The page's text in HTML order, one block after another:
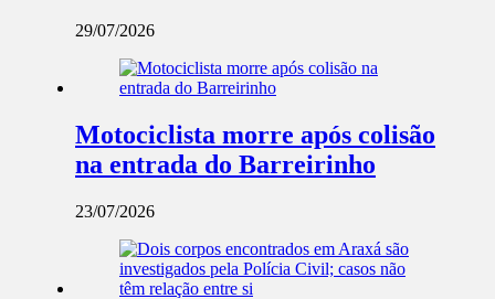
29/07/2026
Motociclista morre após colisão
na entrada do Barreirinho
23/07/2026